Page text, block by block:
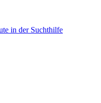
in der Suchthilfe